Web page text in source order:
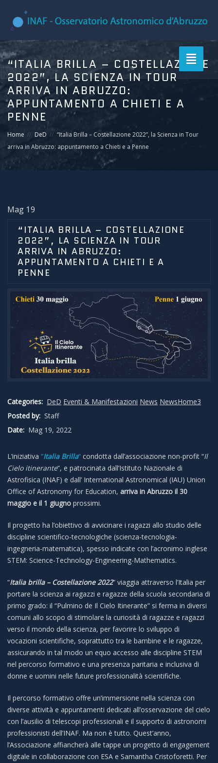
Toggle
“ITALIA BRILLA – COSTELLAZIONE
2022”, LA SCIENZA IN TOUR
ARRIVA IN ABRUZZO:
APPUNTAMENTO A CHIETI E A
PENNE
Home DeD
“Italia Brilla – Costellazione 2022”, la Scienza in Tour
arriva in Abruzzo: appuntamento a Chieti e a Penne
Mag 19
“ITALIA BRILLA – COSTELLAZIONE
2022”, LA SCIENZA IN TOUR
ARRIVA IN ABRUZZO:
APPUNTAMENTO A CHIETI E A
PENNE
Categories: DeD Eventi & Manifestazioni News NewsHome3
Posted by: Staff
Date: Mag 19, 2022
L’iniziativa “Italia Brilla“ condotta dall’associazione non-profit “Il
Cielo itinerante“, e patrocinata dall’Istituto Nazionale di
Astrofisica (INAF) e dall’ International Astronomical (IAU) Union
Office of Astronomy for Education, arriva in Abruzzo il 30
maggio e il 1 giugno prossimi.
Il progetto ha l’obiettivo di avvicinare i ragazzi allo studio delle
discipline scientifico-tecnologiche (scienza-tecnologia-
ingegneria-matematica), spesso indicate con l’acronimo inglese
STEM: Science-Technology-Engineering-Mathematics.
“Italia brilla – Costellazione 2022” viaggia attraverso l’Italia per
portare la scienza ai ragazzi e ragazze della scuola secondaria di
primo grado: il “Pulmino de Il Cielo Itinerante” si ferma in diversi
comuni allo scopo di stimolare la curiosità di ragazze e ragazzi
verso il mondo della scienza, per favorire lo sviluppo di
vocazioni scientifiche, soprattutto tra le bambine e le ragazze,
assicurando in tal modo un equo accesso alle discipline STEM
nel percorso formativo e una presenza paritaria e inclusiva di
donne e uomini nelle future professionalità scientifiche.
Il percorso formativo offre un’immersione nella scienza con
diverse attività e appuntamenti dedicati all’osservazione del cielo
con l’ausilio di telescopi professionali e il supporto di astronomi
professionisti dell’INAF. Ma non è tutto. Quest’anno,
l’Associazione affiancherà alle tappe un progetto di engagement
digitale in collaborazione con ESA e Samantha Cristoforetti. Per